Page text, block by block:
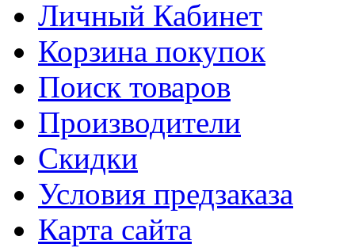
Личный Кабинет
Корзина покупок
Поиск товаров
Производители
Скидки
Условия предзаказа
Карта сайта